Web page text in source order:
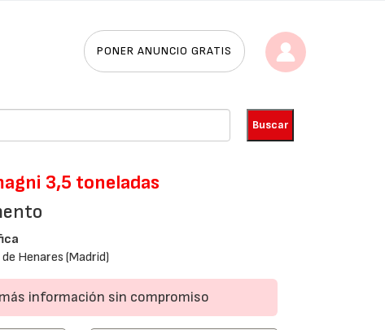
PONER ANUNCIO GRATIS
3,5 toneladas
Henares (Madrid)
información sin compromiso